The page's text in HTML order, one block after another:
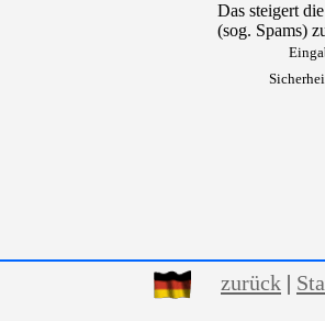
Das steigert
(sog. Spams)
zurück |